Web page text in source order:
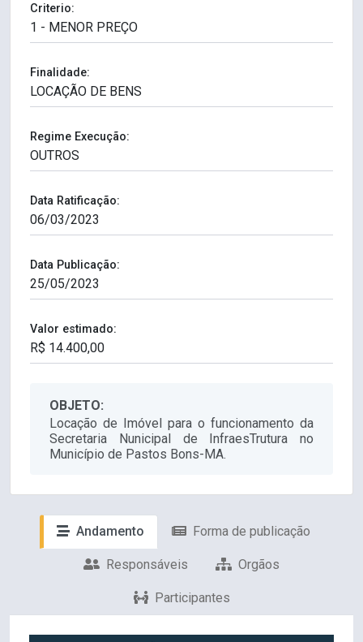
Criterio:
Finalidade:
Regime Execução:
Data Ratificação:
Data Publicação:
Valor estimado:
OBJETO:
Locação de Imóvel para o funcionamento da
Secretaria Nunicipal de InfraesTrutura no
Município de Pastos Bons-MA.
Andamento Forma de publicação
Responsáveis Orgãos
Participantes